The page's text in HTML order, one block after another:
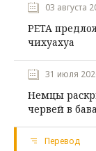
03 августа
PETA
чихуахуа
31 июля
Немцы
червей в
Перевод